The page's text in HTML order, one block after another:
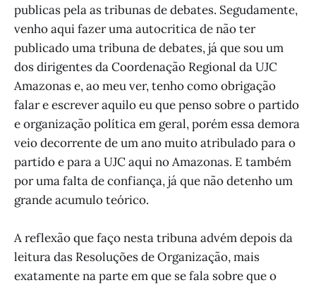
publicas pela as tribunas de debates. Segudamente,
venho aqui fazer uma autocritica de não ter
publicado uma tribuna de debates, já que sou um
dos dirigentes da Coordenação Regional da UJC
Amazonas e, ao meu ver, tenho como obrigação
falar e escrever aquilo eu que penso sobre o partido
e organização política em geral, porém essa demora
veio decorrente de um ano muito atribulado para o
partido e para a UJC aqui no Amazonas. E também
por uma falta de confiança, já que não detenho um
grande acumulo teórico.
A reflexão que faço nesta tribuna advém depois da
leitura das Resoluções de Organização, mais
exatamente na parte em que se fala sobre que o